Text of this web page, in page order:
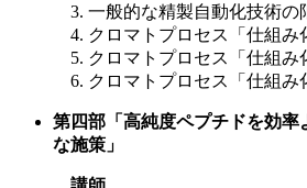
3. 一般的な精製自動化技術の
4. クロマトプロセス「仕組み
5. クロマトプロセス「仕組み
6. クロマトプロセス「仕組み
第四部「高純度ペプチドを効率
な施策」